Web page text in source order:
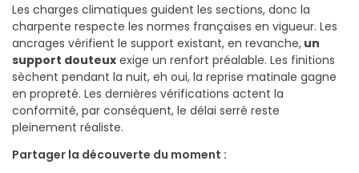
Les charges climatiques guident les sections, donc la
charpente respecte les normes françaises en vigueur. Les
ancrages vérifient le support existant, en revanche, un
support douteux exige un renfort préalable. Les finitions
sèchent pendant la nuit, eh oui, la reprise matinale gagne
en propreté. Les dernières vérifications actent la
conformité, par conséquent, le délai serré reste
pleinement réaliste.
Partager la découverte du moment :